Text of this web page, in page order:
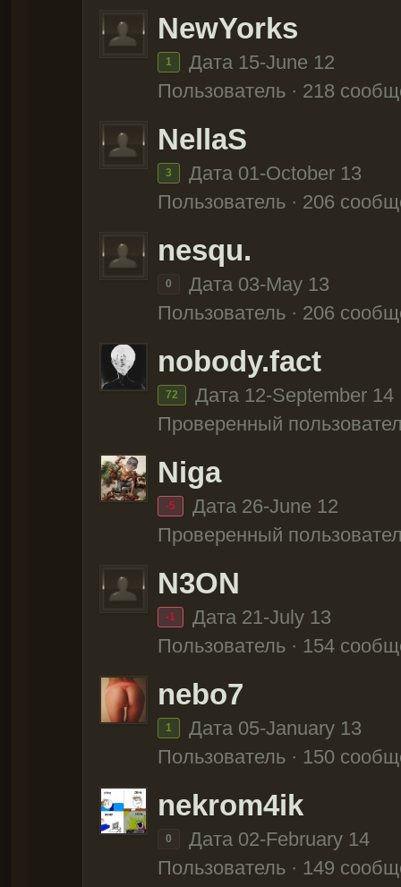
NewYorks
1
Дата 15-June 12
Пользователь · 218
NellaS
3
Дата 01-October 13
Пользователь · 206
nesqu.
0
Дата 03-May 13
Пользователь · 206
nobody.fact
72
Дата 12-September 14
Проверенный
Niga
-5
Дата 26-June 12
Проверенный
N3ON
-1
Дата 21-July 13
Пользователь · 154
nebo7
1
Дата 05-January 13
Пользователь · 150
nekrom4ik
0
Дата 02-February 14
Пользователь · 149